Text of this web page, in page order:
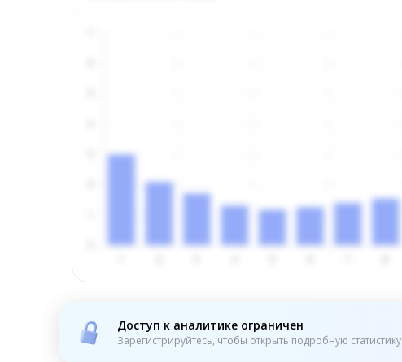
Доступ к аналитике ограничен
Зарегистрируйтесь, чтобы открыть подробную статистику